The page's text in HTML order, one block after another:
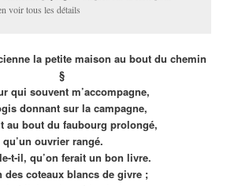
voir tous les détails
la petite maison au bout du chemin
§
qui souvent m’accompagne,
donnant sur la campagne,
au bout du faubourg prolongé,
ouvrier rangé.
t-il, qu’on ferait un bon livre.
des coteaux blancs de givre ;